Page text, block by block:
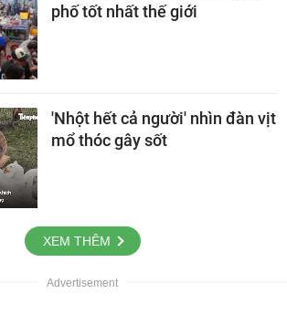
phố tốt nhất thế giới
'Nhột hết cả người' nhìn đàn vịt
mổ thóc gây sốt
XEM THÊM